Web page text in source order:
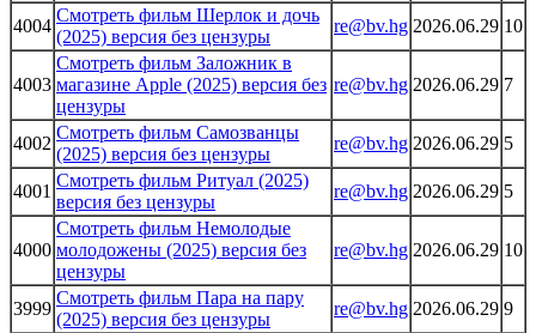
4004
Смотреть фильм Шерлок и дочь
(2025) версия без цензуры
re@bv.hg 2026.06.29 10
4003
Смотреть фильм Заложник в
магазине Apple (2025) версия без
цензуры
re@bv.hg 2026.06.29 7
4002
Смотреть фильм Самозванцы
(2025) версия без цензуры
re@bv.hg 2026.06.29 5
4001
Смотреть фильм Ритуал (2025)
версия без цензуры
re@bv.hg 2026.06.29 5
4000
Смотреть фильм Немолодые
молодожены (2025) версия без
цензуры
re@bv.hg 2026.06.29 10
3999
Смотреть фильм Пара на пару
(2025) версия без цензуры
re@bv.hg 2026.06.29 9